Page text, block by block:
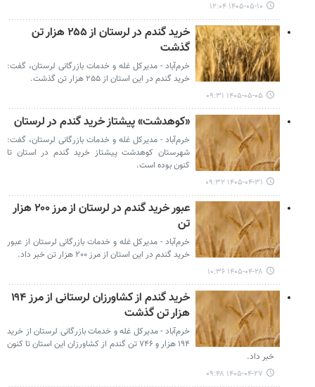
۱۴۰۵-۰۵-۱۰ ۱۲:۰۴
خرید گندم در لرستان از ۲۵۵ هزار تن
گذشت
خرم‌آباد - مدیرکل غله و خدمات بازرگانی لرستان، گفت:
خرید گندم در این استان از ۲۵۵ هزار تن گذشت.
۱۴۰۵-۰۵-۰۵ ۰۹:۳۱
«کوهدشت» پیشتاز خرید گندم در لرستان
خرم‌آباد - مدیرکل غله و خدمات بازرگانی لرستان، گفت:
شهرستان کوهدشت پیشتاز خرید گندم در استان تا
کنون بوده است.
۱۴۰۵-۰۴-۳۱ ۰۹:۳۲
عبور خرید گندم در لرستان از مرز ۲۰۰ هزار
تن
خرم‌آباد - مدیرکل غله و خدمات بازرگانی لرستان از عبور
خرید گندم در این استان از مرز ۲۰۰ هزار تن خبر داد.
۱۴۰۵-۰۴-۲۸ ۱۰:۳۶
خرید گندم از کشاورزان لرستانی از مرز ۱۹۴
هزار تن گذشت
خرم‌آباد - مدیرکل غله و خدمات بازرگانی لرستان از خرید
۱۹۴ هزار و ۷۴۶ تن گندم از کشاورزان این استان تا کنون
خبر داد.
۱۴۰۵-۰۴-۲۷ ۰۹:۴۸